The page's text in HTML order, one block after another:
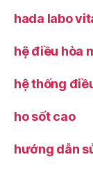
hada labo
hệ điều hòa
hệ thống
ho sốt cao
hướng dẫn